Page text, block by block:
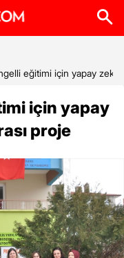
eğitimi için yapay zeka
için yapay
proje